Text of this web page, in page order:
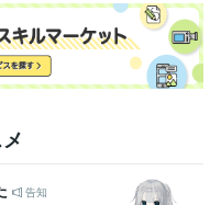
告知